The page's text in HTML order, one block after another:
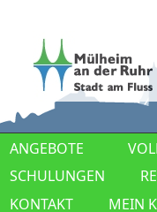
ANGEBOTE
SCHULUNGEN
KONTAKT
MEIN